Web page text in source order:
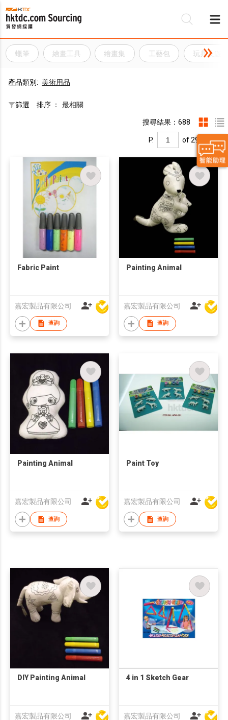
蠟筆 繪畫工具 繪畫集 工藝包 玩具及遊
產品類別: 美術用品
篩選 排序 ： 最相關
搜尋結果：688
P. of 29
Fabric Paint
嘉宏製品有限公司
查詢
Painting Animal
嘉宏製品有限公司
查詢
Painting Animal
嘉宏製品有限公司
查詢
Paint Toy
嘉宏製品有限公司
查詢
DIY Painting Animal
嘉宏製品有限公司
4 in 1 Sketch Gear
嘉宏製品有限公司